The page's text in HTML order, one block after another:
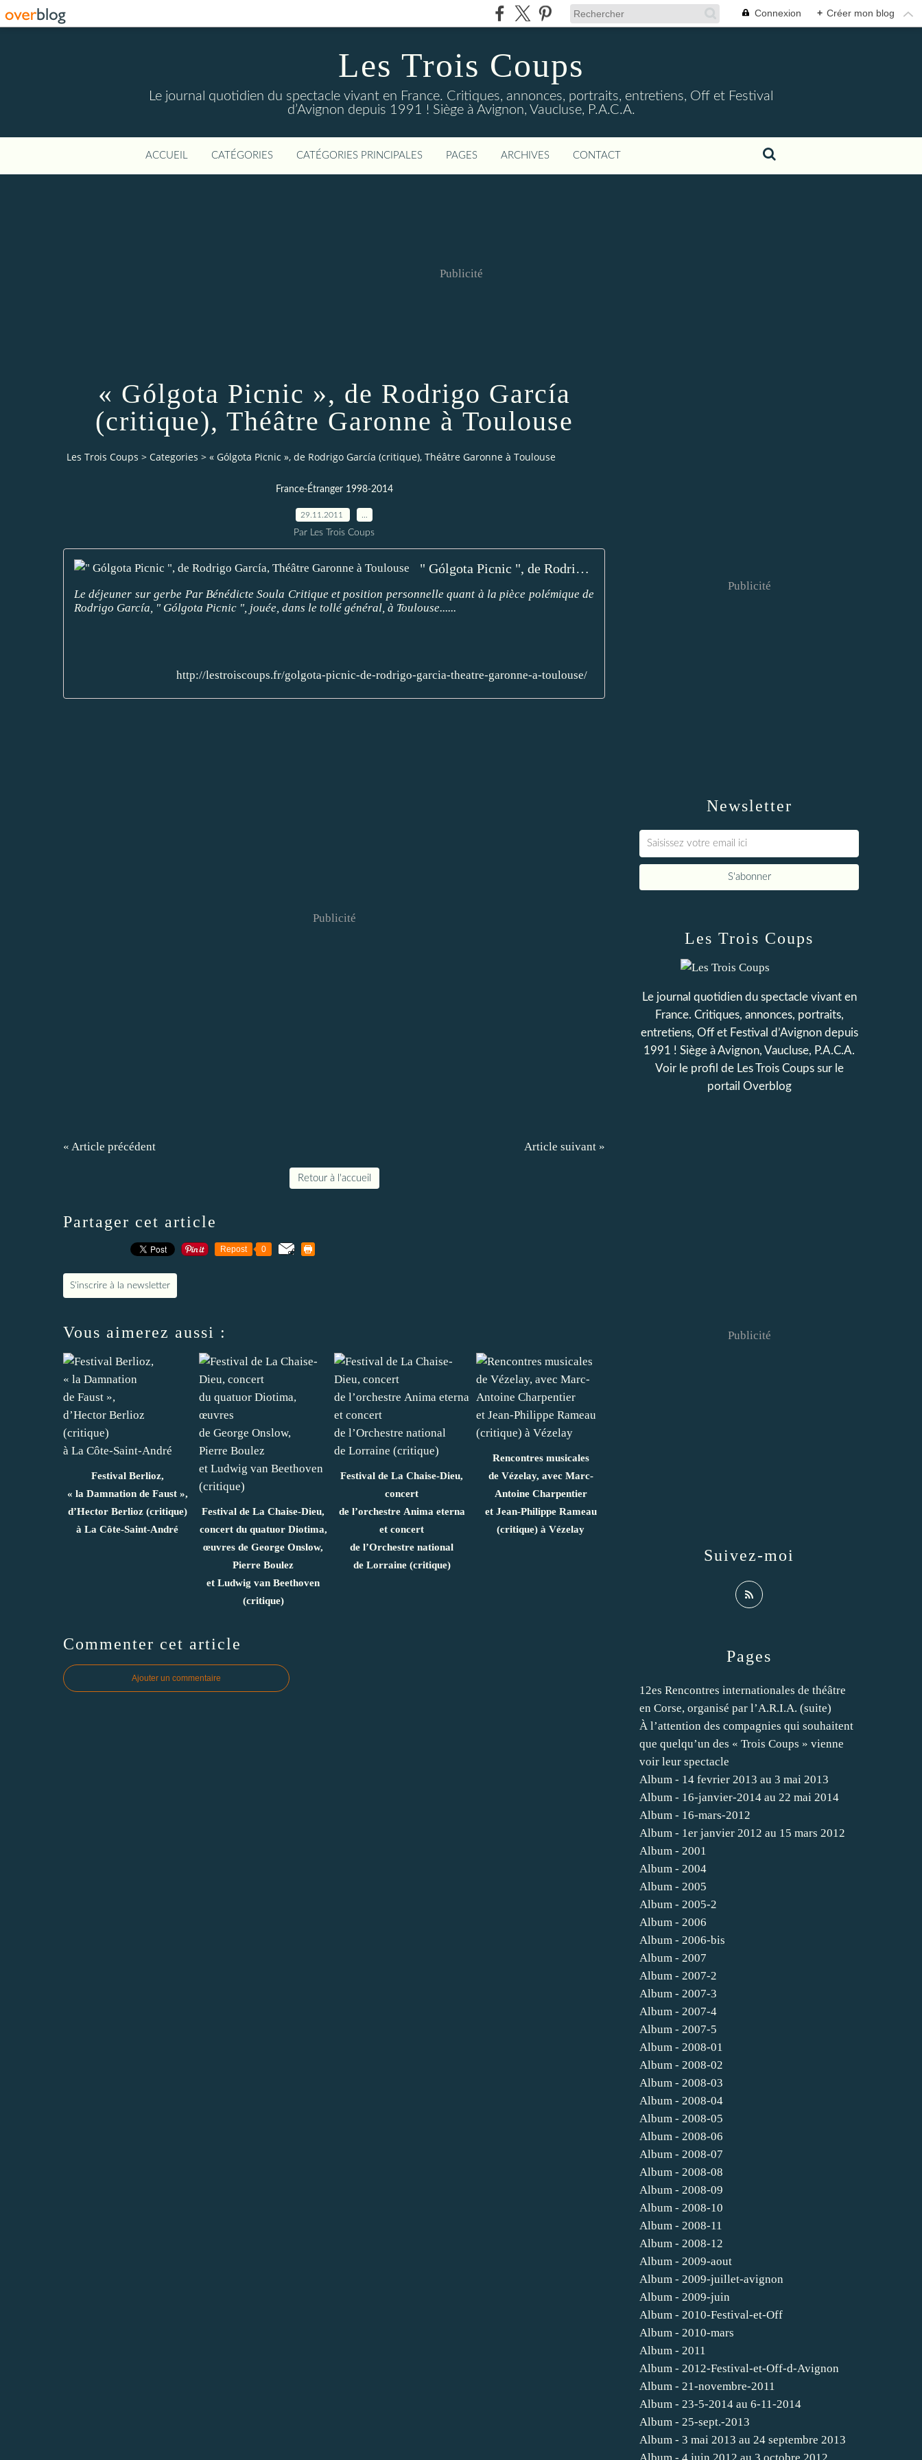
Connexion + Créer mon blog
Les Trois Coups
Le journal quotidien du spectacle vivant en France. Critiques, annonces, portraits, entretiens, Off et Festival
d’Avignon depuis 1991 ! Siège à Avignon, Vaucluse, P.A.C.A.
ACCUEIL CATÉGORIES CATÉGORIES PRINCIPALES PAGES ARCHIVES CONTACT
Publicité
« Gólgota Picnic », de Rodrigo García
(critique), Théâtre Garonne à Toulouse
Les Trois Coups > Categories > « Gólgota Picnic », de Rodrigo García (critique), Théâtre Garonne à Toulouse
France-Étranger 1998-2014
29.11.2011
Par Les Trois Coups
" Gólgota Picnic ", de Rodrigo García, Théâtre Garonne à Toulouse
Le déjeuner sur gerbe Par Bénédicte Soula Critique et position personnelle quant à la pièce polémique de
Rodrigo García, " Gólgota Picnic ", jouée, dans le tollé général, à Toulouse......
http://lestroiscoups.fr/golgota-picnic-de-rodrigo-garcia-theatre-garonne-a-toulouse/
Publicité
« Article précédent Article suivant »
Retour à l'accueil
Partager cet article
Repost 0
S'inscrire à la newsletter
Vous aimerez aussi :
Festival Berlioz,
« la Damnation de Faust »,
d’Hector Berlioz (critique)
à La Côte‑Saint‑André
Festival de La Chaise-Dieu,
concert du quatuor Diotima,
œuvres de George Onslow,
Pierre Boulez
et Ludwig van Beethoven
(critique)
Festival de La Chaise-Dieu,
concert
de l’orchestre Anima eterna
et concert
de l’Orchestre national
de Lorraine (critique)
Rencontres musicales
de Vézelay, avec Marc-
Antoine Charpentier
et Jean-Philippe Rameau
(critique) à Vézelay
Commenter cet article
Ajouter un commentaire
Newsletter
Publicité
Pages
12es Rencontres internationales de théâtre
en Corse, organisé par l’A.R.I.A. (suite)
À l’attention des compagnies qui souhaitent
que quelqu’un des « Trois Coups » vienne
voir leur spectacle
Album - 14 fevrier 2013 au 3 mai 2013
Album - 16-janvier-2014 au 22 mai 2014
Album - 16-mars-2012
Album - 1er janvier 2012 au 15 mars 2012
Album - 2001
Album - 2004
Album - 2005
Album - 2005-2
Album - 2006
Album - 2006-bis
Album - 2007
Album - 2007-2
Album - 2007-3
Album - 2007-4
Album - 2007-5
Album - 2008-01
Album - 2008-02
Album - 2008-03
Album - 2008-04
Album - 2008-05
Album - 2008-06
Album - 2008-07
Album - 2008-08
Album - 2008-09
Album - 2008-10
Album - 2008-11
Album - 2008-12
Album - 2009-aout
Album - 2009-juillet-avignon
Album - 2009-juin
Album - 2010-Festival-et-Off
Album - 2010-mars
Album - 2011
Album - 2012-Festival-et-Off-d-Avignon
Album - 21-novembre-2011
Album - 23-5-2014 au 6-11-2014
Album - 25-sept.-2013
Album - 3 mai 2013 au 24 septembre 2013
Les Trois Coups
Le journal quotidien du spectacle vivant en
France. Critiques, annonces, portraits,
entretiens, Off et Festival d’Avignon depuis
1991 ! Siège à Avignon, Vaucluse, P.A.C.A.
Voir le profil de Les Trois Coupssur le
portail Overblog
Suivez-moi
Publicité